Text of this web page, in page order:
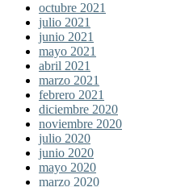
octubre 2021
julio 2021
junio 2021
mayo 2021
abril 2021
marzo 2021
febrero 2021
diciembre 2020
noviembre 2020
julio 2020
junio 2020
mayo 2020
marzo 2020